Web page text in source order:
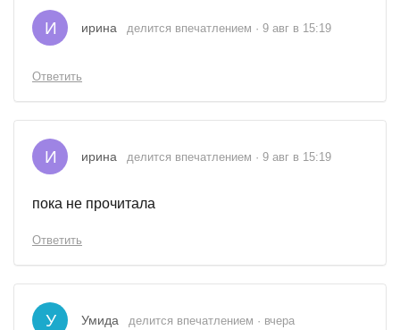
И ирина делится впечатлением · 9 авг в 15:19
Ответить
И ирина делится впечатлением · 9 авг в 15:19
пока не прочитала
Ответить
У Умида делится впечатлением · вчера